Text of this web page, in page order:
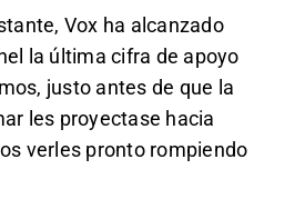
Vox ha alcanzado
la última cifra de apoyo
justo antes de que la
les proyectase hacia
verles pronto rompiendo